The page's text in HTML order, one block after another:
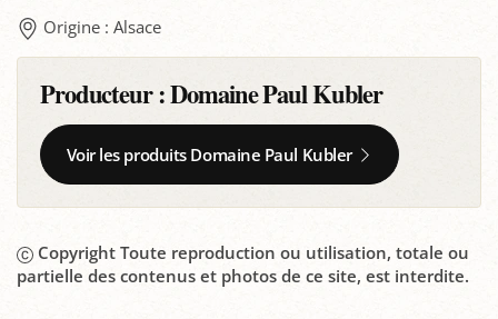
Origine : Alsace
Producteur :Domaine Paul Kubler
Voir les produits Domaine Paul Kubler
Copyright Toute reproduction ou utilisation, totale ou
partielle des contenus et photos de ce site, est interdite.